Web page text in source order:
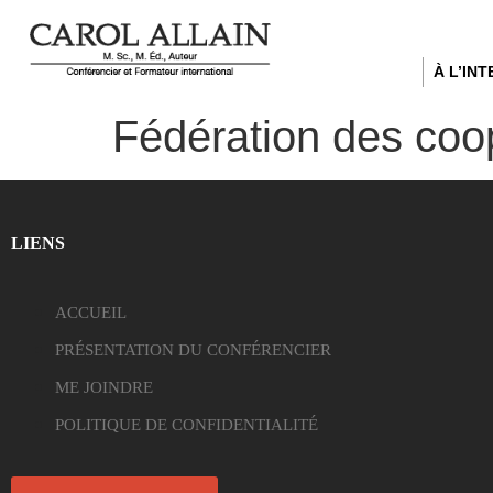
À
Fédération des
LIENS
ACCUEIL
PRÉSENTATION DU CONFÉRENCIER
ME JOINDRE
POLITIQUE DE CONFIDENTIALITÉ